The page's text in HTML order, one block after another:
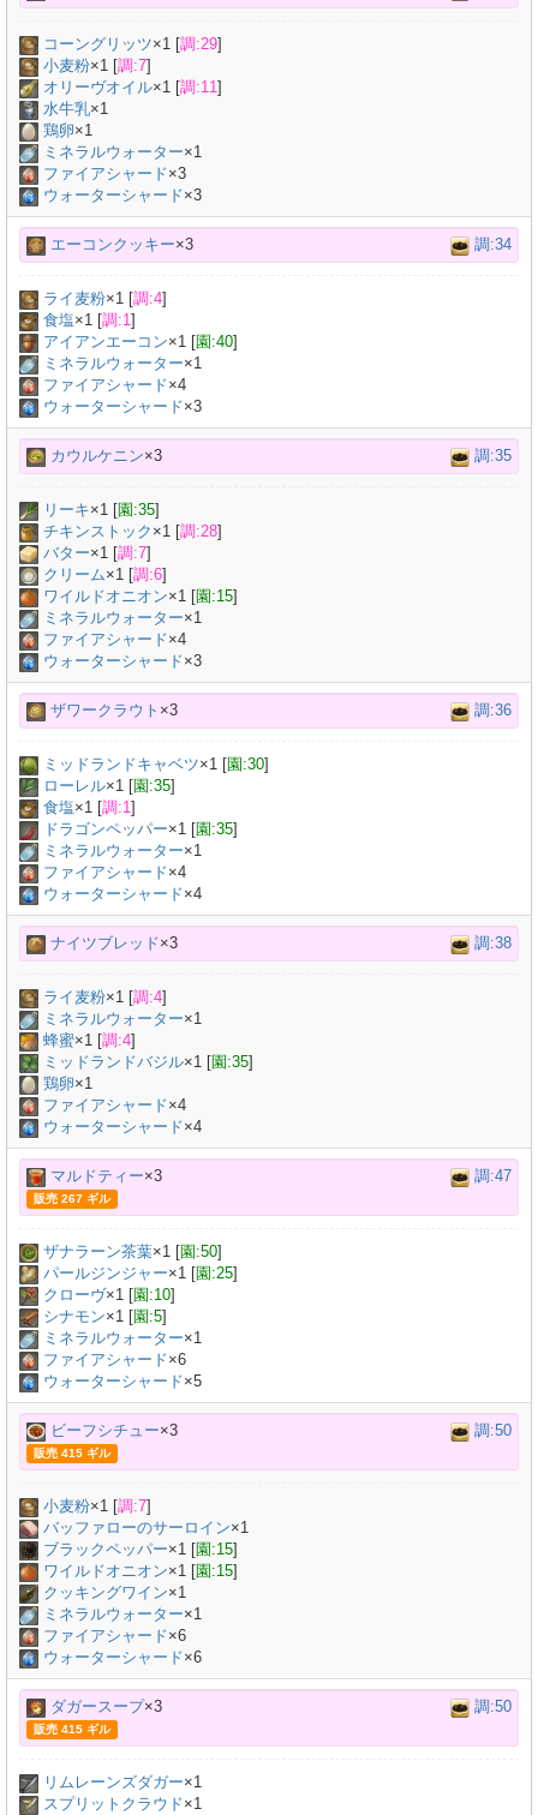
コーングリッツ×1 [調:29]
小麦粉×1 [調:7]
オリーヴオイル×1 [調:11]
水牛乳×1
鶏卵×1
ミネラルウォーター×1
ファイアシャード×3
ウォーターシャード×3
エーコンクッキー×3 調:34
ライ麦粉×1 [調:4]
食塩×1 [調:1]
アイアンエーコン×1 [園:40]
ミネラルウォーター×1
ファイアシャード×4
ウォーターシャード×3
カウルケニン×3 調:35
リーキ×1 [園:35]
チキンストック ×1 [調:28]
バター×1 [調:7]
クリーム×1 [調:6]
ワイルドオニオン×1 [園:15]
ミネラルウォーター×1
ファイアシャード×4
ウォーターシャード×3
ザワークラウト ×3 調:36
ミッドランドキャベツ×1 [園:30]
ローレル×1 [園:35]
食塩×1 [調:1]
ドラゴンペッパー×1 [園:35]
ミネラルウォーター×1
ファイアシャード×4
ウォーターシャード×4
ナイツブレッド×3 調:38
ライ麦粉×1 [調:4]
ミネラルウォーター×1
蜂蜜×1 [調:4]
ミッドランドバジル×1 [園:35]
鶏卵×1
ファイアシャード×4
ウォーターシャード×4
マルドティー×3 調:47
販売 267 ギル
ザナラーン茶葉×1 [園:50]
パールジンジャー×1 [園:25]
クローヴ×1 [園:10]
シナモン×1 [園:5]
ミネラルウォーター×1
ファイアシャード×6
ウォーターシャード×5
ビーフシチュー×3 調:50
販売 415 ギル
小麦粉×1 [調:7]
バッファローのサーロイン×1
ブラックペッパー×1 [園:15]
ワイルドオニオン×1 [園:15]
クッキングワイン×1
ミネラルウォーター×1
ファイアシャード×6
ウォーターシャード×6
ダガースープ×3 調:50
販売 415 ギル
リムレーンズダガー×1
スプリットクラウド×1